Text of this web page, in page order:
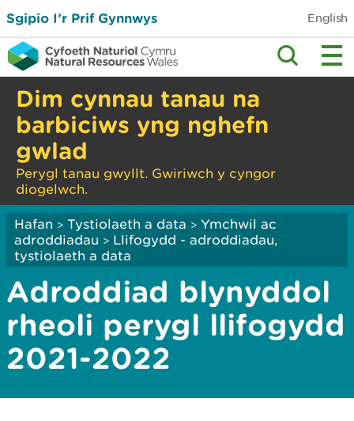
Sgipio I’r Prif Gynnwys English
Dim cynnau tanau na
barbiciws yng nghefn
gwlad
Perygl tanau gwyllt. Gwiriwch y cyngor
diogelwch.
Hafan > Tystiolaeth a data > Ymchwil ac
adroddiadau > Llifogydd - adroddiadau,
tystiolaeth a data
Adroddiad blynyddol
rheoli perygl llifogydd
2021-2022